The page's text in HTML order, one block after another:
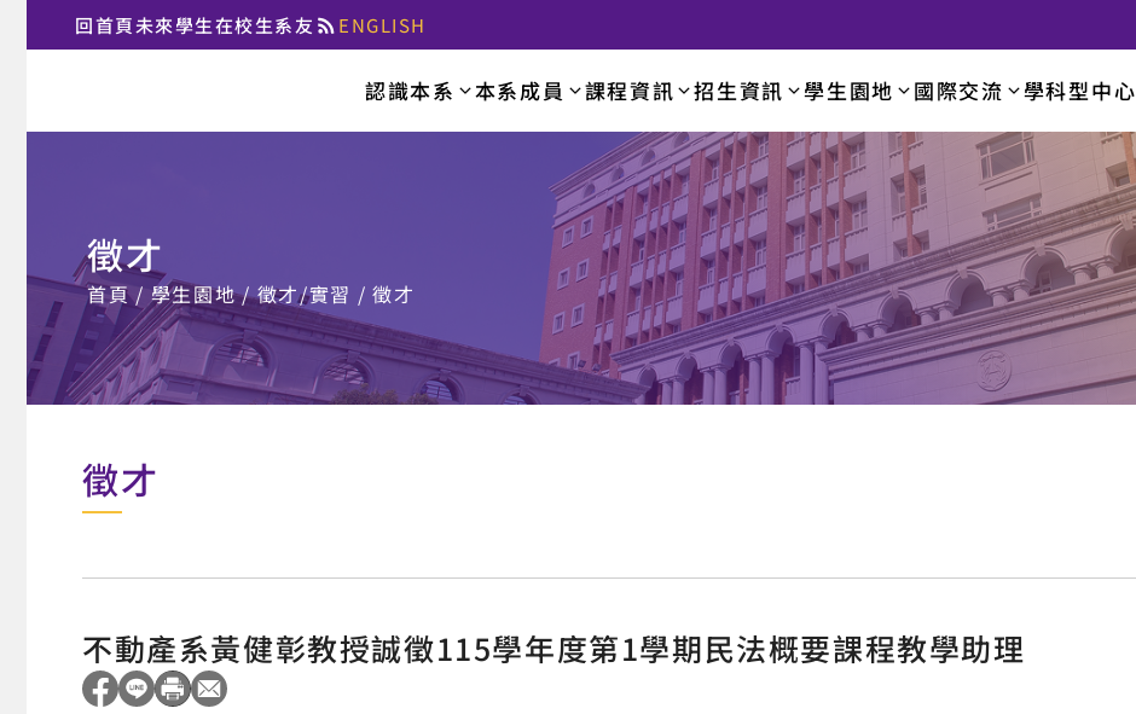
:::
回首頁未來學生在校生系友 ENGLISH
國立臺北大學法律學系
認識本系 本系成員 課程資訊 招生資訊 學生園地 國際交流 學科型中心
徵才
:::
首頁 學生園地 徵才/實習 徵才
徵才
不動產系黃健彰教授誠徵115學年度第1學期民法概要課程教學助理